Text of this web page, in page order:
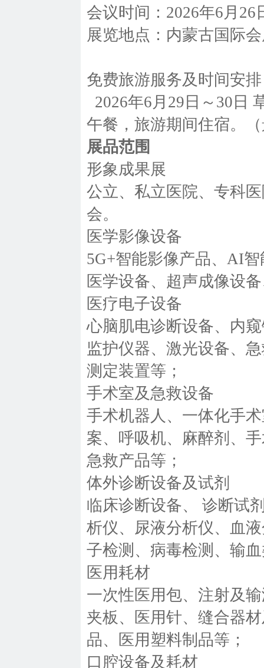
会议时间：2026年6月26
展览地点：内蒙古国际
免费旅游服务及时间安
2026年6月29日～30日
午餐，旅游期间住宿。
展品范围
形象成果展
公立、私立医院、专科
会。
医学影像设备
5G+智能影像产品、AI
医学设备、超声成像设
医疗电子设备
心脑肌电诊断设备、内
监护仪器、激光设备、
测定装置等；
手术室及急救设备
手术机器人、一体化手
案、呼吸机、麻醉剂、
急救产品等；
体外诊断设备及试剂
临床诊断设备、 诊断试
析仪、尿液分析仪、血
子检测、病毒检测、输
医用耗材
一次性医用包、注射及
夹板、医用针、缝合器
品、医用塑料制品等；
口腔设备及耗材